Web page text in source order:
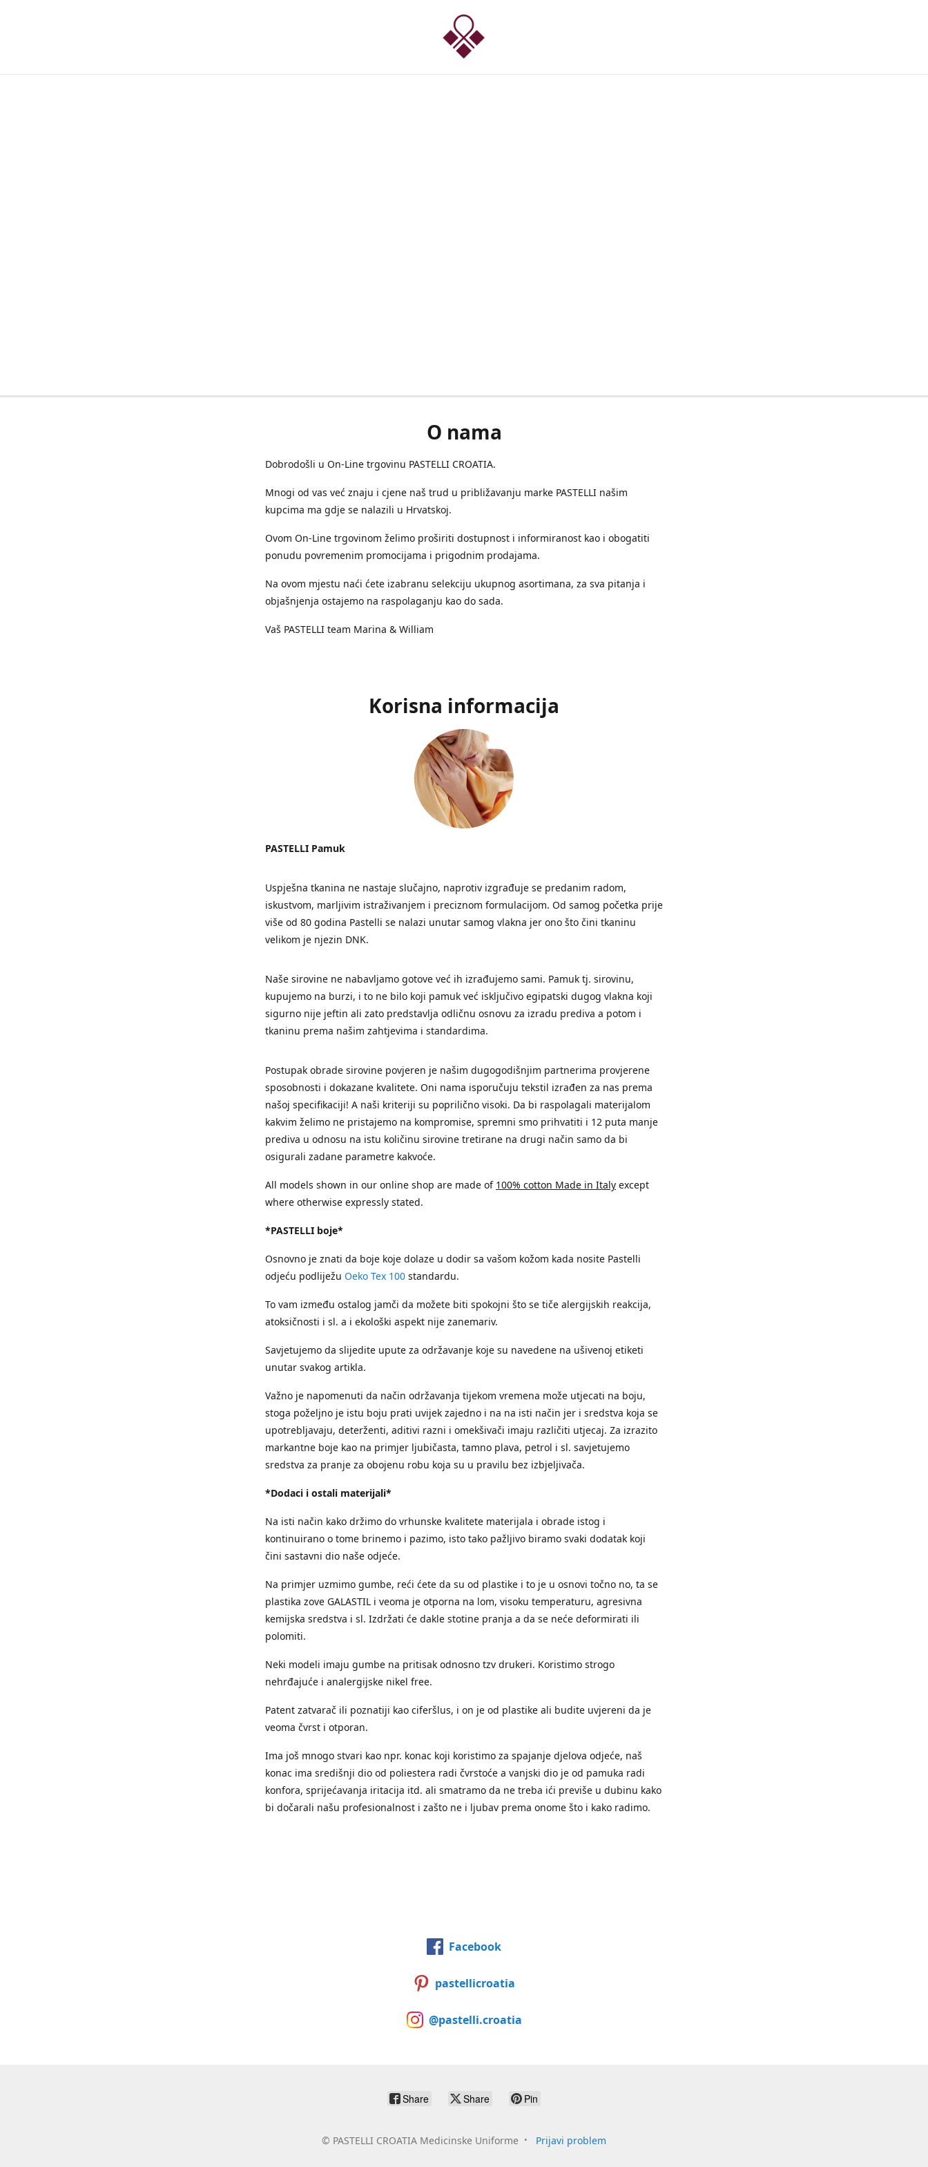
O nama
Dobrodošli u On-Line trgovinu PASTELLI CROATIA.
Mnogi od vas već znaju i cjene naš trud u približavanju marke PASTELLI našim
kupcima ma gdje se nalazili u Hrvatskoj.
Ovom On-Line trgovinom želimo proširiti dostupnost i informiranost kao i obogatiti
ponudu povremenim promocijama i prigodnim prodajama.
Na ovom mjestu naći ćete izabranu selekciju ukupnog asortimana, za sva pitanja i
objašnjenja ostajemo na raspolaganju kao do sada.
Vaš PASTELLI team Marina & William
Korisna informacija
PASTELLI Pamuk
Uspješna tkanina ne nastaje slučajno, naprotiv izgrađuje se predanim radom,
iskustvom, marljivim istraživanjem i preciznom formulacijom. Od samog početka prije
više od 80 godina Pastelli se nalazi unutar samog vlakna jer ono što čini tkaninu
velikom je njezin DNK.
Naše sirovine ne nabavljamo gotove već ih izrađujemo sami. Pamuk tj. sirovinu,
kupujemo na burzi, i to ne bilo koji pamuk već isključivo egipatski dugog vlakna koji
sigurno nije jeftin ali zato predstavlja odličnu osnovu za izradu prediva a potom i
tkaninu prema našim zahtjevima i standardima.
Postupak obrade sirovine povjeren je našim dugogodišnjim partnerima provjerene
sposobnosti i dokazane kvalitete. Oni nama isporučuju tekstil izrađen za nas prema
našoj specifikaciji! A naši kriteriji su poprilično visoki. Da bi raspolagali materijalom
kakvim želimo ne pristajemo na kompromise, spremni smo prihvatiti i 12 puta manje
prediva u odnosu na istu količinu sirovine tretirane na drugi način samo da bi
osigurali zadane parametre kakvoće.
All models shown in our online shop are made of 100% cotton Made in Italy except
where otherwise expressly stated.
*PASTELLI boje*
Osnovno je znati da boje koje dolaze u dodir sa vašom kožom kada nosite Pastelli
odjeću podliježu Oeko Tex 100 standardu.
To vam između ostalog jamči da možete biti spokojni što se tiče alergijskih reakcija,
atoksičnosti i sl. a i ekološki aspekt nije zanemariv.
Savjetujemo da slijedite upute za održavanje koje su navedene na ušivenoj etiketi
unutar svakog artikla.
Važno je napomenuti da način održavanja tijekom vremena može utjecati na boju,
stoga poželjno je istu boju prati uvijek zajedno i na na isti način jer i sredstva koja se
upotrebljavaju, deterženti, aditivi razni i omekšivači imaju različiti utjecaj. Za izrazito
markantne boje kao na primjer ljubičasta, tamno plava, petrol i sl. savjetujemo
sredstva za pranje za obojenu robu koja su u pravilu bez izbjeljivača.
*Dodaci i ostali materijali*
Na isti način kako držimo do vrhunske kvalitete materijala i obrade istog i
kontinuirano o tome brinemo i pazimo, isto tako pažljivo biramo svaki dodatak koji
čini sastavni dio naše odjeće.
Na primjer uzmimo gumbe, reći ćete da su od plastike i to je u osnovi točno no, ta se
plastika zove GALASTIL i veoma je otporna na lom, visoku temperaturu, agresivna
kemijska sredstva i sl. Izdržati će dakle stotine pranja a da se neće deformirati ili
polomiti.
Neki modeli imaju gumbe na pritisak odnosno tzv drukeri. Koristimo strogo
nehrđajuće i analergijske nikel free.
Patent zatvarač ili poznatiji kao ciferšlus, i on je od plastike ali budite uvjereni da je
veoma čvrst i otporan.
Ima još mnogo stvari kao npr. konac koji koristimo za spajanje djelova odjeće, naš
konac ima središnji dio od poliestera radi čvrstoće a vanjski dio je od pamuka radi
konfora, sprijećavanja iritacija itd. ali smatramo da ne treba ići previše u dubinu kako
bi dočarali našu profesionalnost i zašto ne i ljubav prema onome što i kako radimo.
Facebook
pastellicroatia
@pastelli.croatia
Share Share Pin
© PASTELLI CROATIA Medicinske Uniforme Prijavi problem